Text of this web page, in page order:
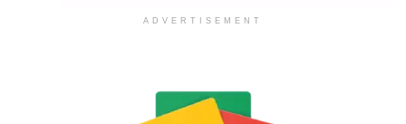
ADVERTISEMENT